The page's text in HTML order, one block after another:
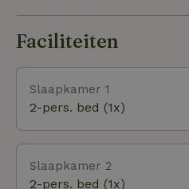
beschikbaarheid).
voorbij laten glijden of
in het buitenland. Aan de andere zijde van het huis
loop je vanuit het zandpad
vervolgens op een
van verschillende wandel-
een fietspondje wat je over
aan de andere oever de
verkennen. Voor watersport
mogelijkheden op het
Faciliteiten
Slaapkamer 1
2-pers. bed (1x)
Slaapkamer 2
2-pers. bed (1x)